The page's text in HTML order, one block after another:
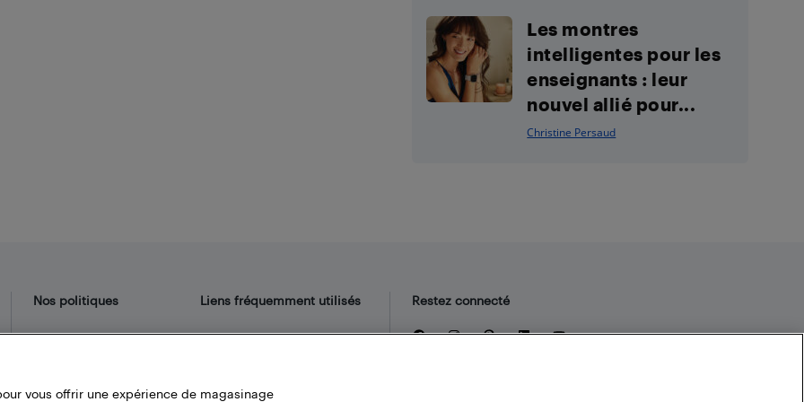
Les montres
intelligentes pour les
enseignants : leur
nouvel allié pour...
Christine Persaud
Nos politiques
Termes et conditions
Liens fréquemment utilisés
Localisateur de magasin
Carrières
Restez connecté
vous offrir une expérience de magasinage